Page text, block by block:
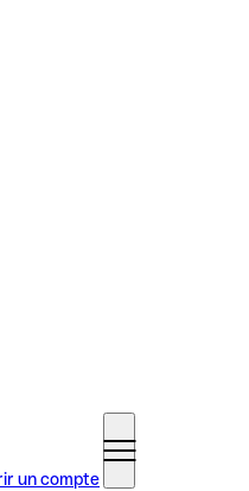
un compte